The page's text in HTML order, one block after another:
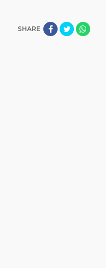
SHARE